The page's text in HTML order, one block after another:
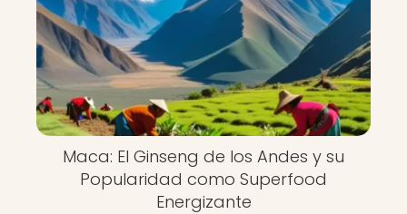
Maca: El Ginseng de los Andes y su
Popularidad como Superfood
Energizante